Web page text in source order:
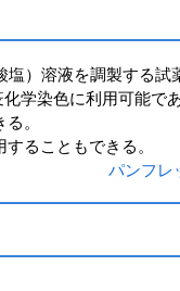
塩）溶液を調製する
学染色に利用可能で
。
ることもできる。
パンフレ